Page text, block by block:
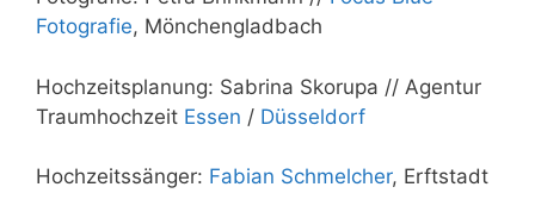
Fotografie, Mönchengladbach
Hochzeitsplanung: Sabrina Skorupa // Agentur
Traumhochzeit Essen / Düsseldorf
Hochzeitssänger: Fabian Schmelcher, Erftstadt